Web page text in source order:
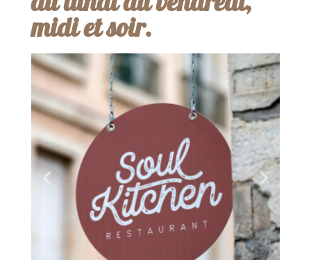
midi et soir.